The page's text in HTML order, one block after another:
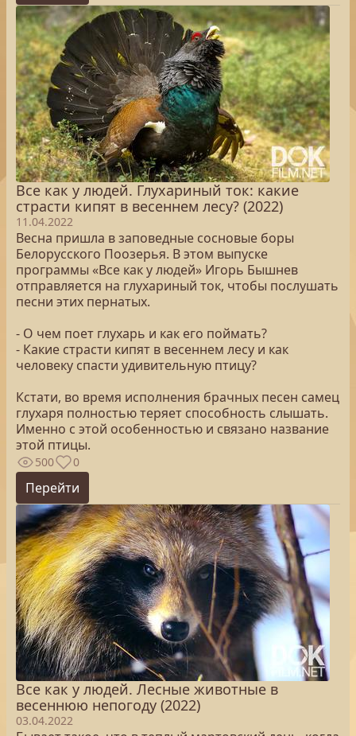
Все как у людей. Глухариный ток: какие
страсти кипят в весеннем лесу? (2022)
11.04.2022
Весна пришла в заповедные сосновые боры
Белорусского Поозерья. В этом выпуске
программы «Все как у людей» Игорь Бышнев
отправляется на глухариный ток, чтобы послушать
песни этих пернатых.
- О чем поет глухарь и как его поймать?
- Какие страсти кипят в весеннем лесу и как
человеку спасти удивительную птицу?
Кстати, во время исполнения брачных песен самец
глухаря полностью теряет способность слышать.
Именно с этой особенностью и связано название
этой птицы.
500 0
Перейти
Все как у людей. Лесные животные в
весеннюю непогоду (2022)
03.04.2022